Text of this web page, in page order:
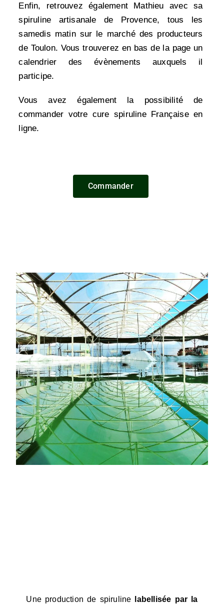
Enfin, retrouvez également Mathieu avec sa
spiruline artisanale de Provence, tous les
samedis matin sur le marché des producteurs
de Toulon. Vous trouverez en bas de la page un
calendrier des évènements auxquels il
participe.
Vous avez également la possibilité de
commander votre cure spiruline Française en
ligne.
Commander
Une production de spiruline
labellisée par la